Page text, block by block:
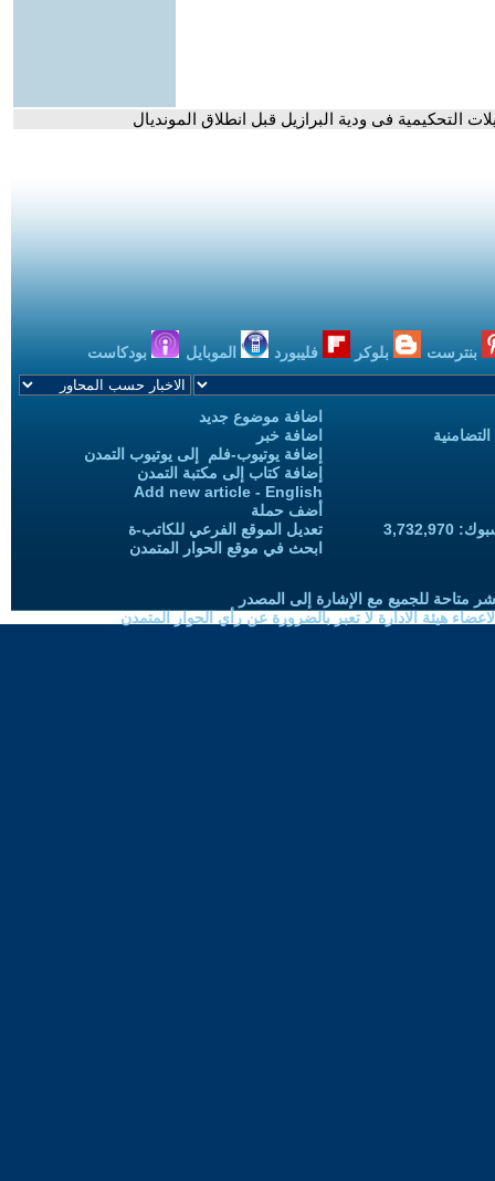
التحكيمية فى ودية البرازيل قبل انطلاق المونديال
بنترست بلوكر فليبورد الموبايل بودكاست
اضافة موضوع جديد
اضافة خبر
إضافة يوتيوب-فلم إلى يوتيوب التمدن
إضافة كتاب إلى مكتبة التمدن
Add new article - English
أضف حملة
تعديل الموقع الفرعي للكاتب-ة
ابحث في موقع الحوار المتمدن
متاحة للجميع مع الإشارة إلى المصدر
هيئة الادارة لا تعبر بالضرورة عن رأي الحوار المتمدن